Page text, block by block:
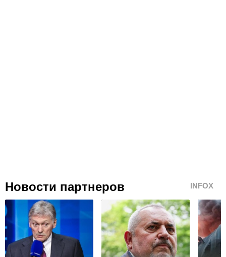
Новости партнеров INFOX